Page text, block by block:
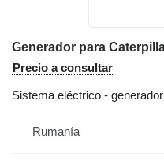
Precio a consultar
Sistema eléctrico - generador
Rumanía